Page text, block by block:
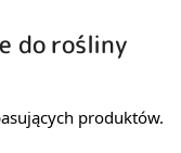
do rośliny